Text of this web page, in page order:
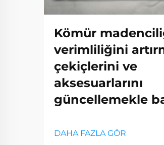
Kömür
verimliliğini
çekiçlerini ve
aksesuarlarını
güncellemekle
DAHA FAZLA GÖR